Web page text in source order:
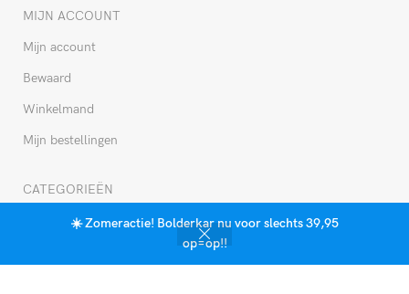
☀️ Zomeractie! Bolderkar nu voor slechts 39,95
op=op!!
MIJN ACCOUNT
Mijn account
Bewaard
Winkelmand
Mijn bestellingen
CATEGORIEËN
Alle reisartikelen